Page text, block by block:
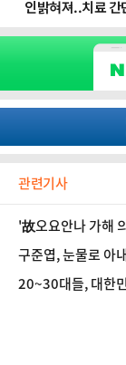
관련기사
'故오요안나 가해
구준엽, 눈물로 아
물결
20~30대들, 대한